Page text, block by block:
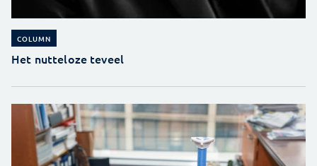
COLUMN
Het nutteloze teveel